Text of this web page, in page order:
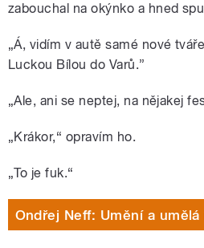
zabouchal na okýnko a hned
„Á, vidím v autě samé nové
Luckou Bílou do Varů.”
„Ale, ani se neptej, na nějakej
„Krákor,“ opravím ho.
„To je fuk.“
Ondřej Neff: Umění a